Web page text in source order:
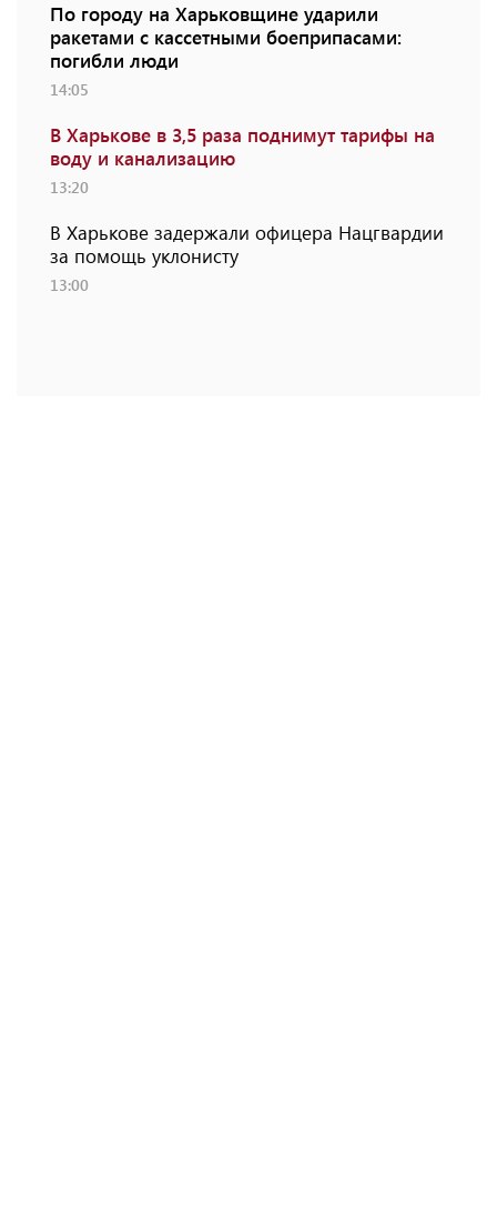
По городу на Харьковщине ударили
ракетами с кассетными боеприпасами:
погибли люди
14:05
В Харькове в 3,5 раза поднимут тарифы на
воду и канализацию
13:20
В Харькове задержали офицера Нацгвардии
за помощь уклонисту
13:00